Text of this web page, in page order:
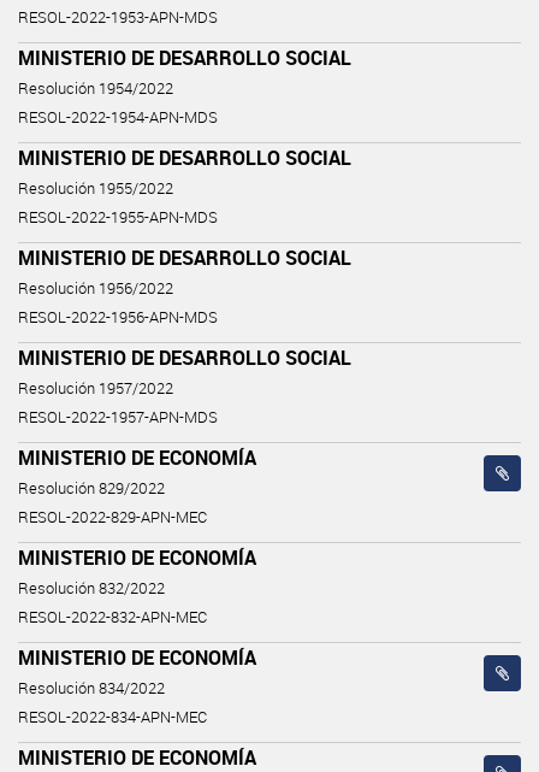
RESOL-2022-1953-APN-MDS
MINISTERIO DE DESARROLLO SOCIAL
Resolución 1954/2022
RESOL-2022-1954-APN-MDS
MINISTERIO DE DESARROLLO SOCIAL
Resolución 1955/2022
RESOL-2022-1955-APN-MDS
MINISTERIO DE DESARROLLO SOCIAL
Resolución 1956/2022
RESOL-2022-1956-APN-MDS
MINISTERIO DE DESARROLLO SOCIAL
Resolución 1957/2022
RESOL-2022-1957-APN-MDS
MINISTERIO DE ECONOMÍA
Resolución 829/2022
RESOL-2022-829-APN-MEC
MINISTERIO DE ECONOMÍA
Resolución 832/2022
RESOL-2022-832-APN-MEC
MINISTERIO DE ECONOMÍA
Resolución 834/2022
RESOL-2022-834-APN-MEC
MINISTERIO DE ECONOMÍA